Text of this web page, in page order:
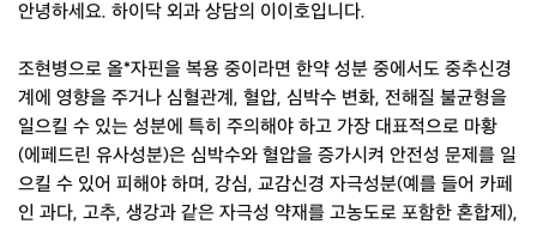
안녕하세요. 하이닥 외과 상담의 이이호입니다.
조현병으로 올*자핀을 복용 중이라면 한약 성분 중에서도 중추신경
계에 영향을 주거나 심혈관계, 혈압, 심박수 변화, 전해질 불균형을
일으킬 수 있는 성분에 특히 주의해야 하고 가장 대표적으로 마황
(에페드린 유사성분)은 심박수와 혈압을 증가시켜 안전성 문제를 일
으킬 수 있어 피해야 하며, 강심, 교감신경 자극성분(예를 들어 카페
인 과다, 고추, 생강과 같은 자극성 약재를 고농도로 포함한 혼합제),